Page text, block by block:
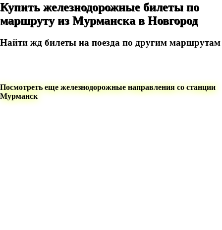
Купить железнодорожные билеты по
маршруту из Мурманска в Новгород
Найти жд билеты на поезда по другим маршрутам
Посмотреть еще железнодорожные направления со станции
Мурманск